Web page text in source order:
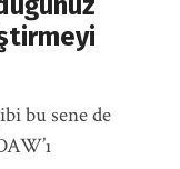
bu sene de